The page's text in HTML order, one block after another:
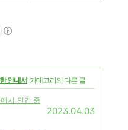
안내서' 카테고리의 다른 글
서 인간 중
2023.04.03